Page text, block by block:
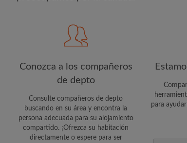
Quiero recibir ofertas
Conozca a los compañeros
de depto
Consulte compañeros de depto
buscando en su área y encontra la
persona adecuada para su alojamiento
compartido. ¡Ofrezca su habitación
directamente o espere para ser
para